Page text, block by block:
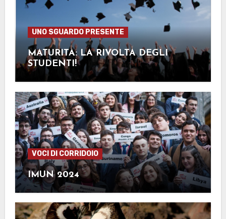
UNO SGUARDO PRESENTE
MATURITÀ: LA RIVOLTA DEGLI
STUDENTI!
VOCI DI CORRIDOIO
IMUN 2024